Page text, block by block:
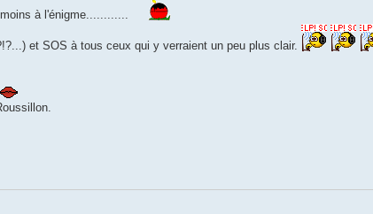
à l'énigme............
et SOS à tous ceux qui y verraient un peu plus clair.